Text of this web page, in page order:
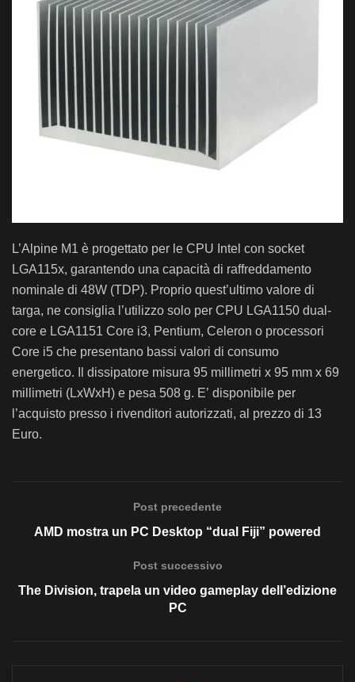
L’Alpine M1 è progettato per le CPU Intel con socket
LGA115x, garantendo una capacità di raffreddamento
nominale di 48W (TDP). Proprio quest’ultimo valore di
targa, ne consiglia l’utilizzo solo per CPU LGA1150 dual-
core e LGA1151 Core i3, Pentium, Celeron o processori
Core i5 che presentano bassi valori di consumo
energetico. Il dissipatore misura 95 millimetri x 95 mm x 69
millimetri (LxWxH) e pesa 508 g. E’ disponibile per
l’acquisto presso i rivenditori autorizzati, al prezzo di 13
Euro.
Post precedente
AMD mostra un PC Desktop “dual Fiji” powered
Post successivo
The Division, trapela un video gameplay dell’edizione
PC